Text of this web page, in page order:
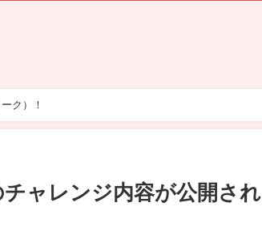
ク）！
ャレンジ内容が公開され